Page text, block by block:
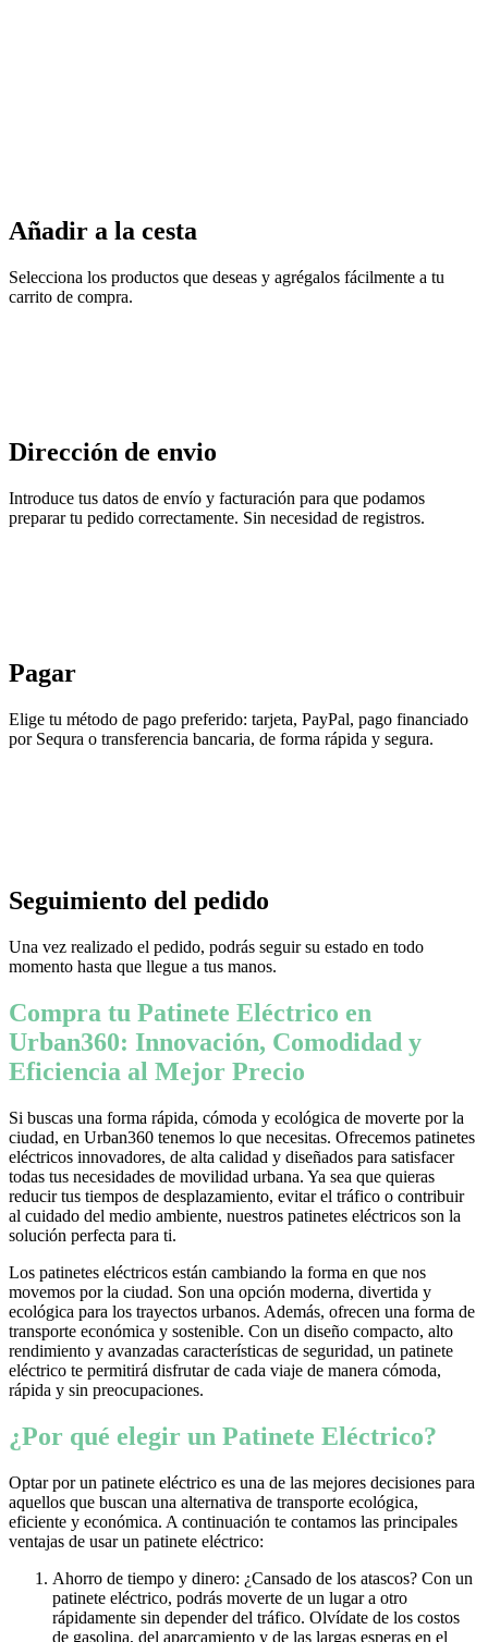
Añadir a la cesta
Selecciona los productos que deseas y agrégalos fácilmente a tu
carrito de compra.
Dirección de envio
Introduce tus datos de envío y facturación para que podamos
preparar tu pedido correctamente. Sin necesidad de registros.
Pagar
Elige tu método de pago preferido: tarjeta, PayPal, pago financiado
por Sequra o transferencia bancaria, de forma rápida y segura.
Seguimiento del pedido
Una vez realizado el pedido, podrás seguir su estado en todo
momento hasta que llegue a tus manos.
Compra tu Patinete Eléctrico en
Urban360: Innovación, Comodidad y
Eficiencia al Mejor Precio
Si buscas una forma rápida, cómoda y ecológica de moverte por la
ciudad, en Urban360 tenemos lo que necesitas. Ofrecemos patinetes
eléctricos innovadores, de alta calidad y diseñados para satisfacer
todas tus necesidades de movilidad urbana. Ya sea que quieras
reducir tus tiempos de desplazamiento, evitar el tráfico o contribuir
al cuidado del medio ambiente, nuestros patinetes eléctricos son la
solución perfecta para ti.
Los patinetes eléctricos están cambiando la forma en que nos
movemos por la ciudad. Son una opción moderna, divertida y
ecológica para los trayectos urbanos. Además, ofrecen una forma de
transporte económica y sostenible. Con un diseño compacto, alto
rendimiento y avanzadas características de seguridad, un patinete
eléctrico te permitirá disfrutar de cada viaje de manera cómoda,
rápida y sin preocupaciones.
¿Por qué elegir un Patinete Eléctrico?
Optar por un patinete eléctrico es una de las mejores decisiones para
aquellos que buscan una alternativa de transporte ecológica,
eficiente y económica. A continuación te contamos las principales
ventajas de usar un patinete eléctrico:
Ahorro de tiempo y dinero: ¿Cansado de los atascos? Con un
patinete eléctrico, podrás moverte de un lugar a otro
rápidamente sin depender del tráfico. Olvídate de los costos
de gasolina, del aparcamiento y de las largas esperas en el